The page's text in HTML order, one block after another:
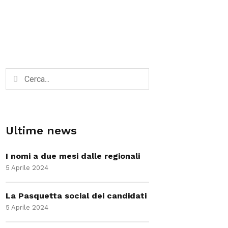
Ultime news
I nomi a due mesi dalle regionali
5 Aprile 2024
La Pasquetta social dei candidati
5 Aprile 2024